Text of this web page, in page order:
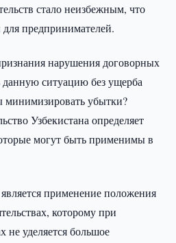
стало неизбежным, что
для предпринимателей.
нарушения договорных
данную ситуацию без ущерба
минимизировать убытки?
Узбекистана определяет
могут быть применимы в
применение положения
которому при
не уделяется большое